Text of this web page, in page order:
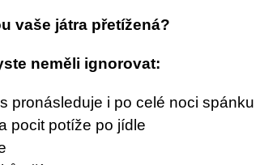
vaše játra přetížená?
neměli ignorovat:
pronásleduje i po celé noci spánku
pocit potíže po jídle